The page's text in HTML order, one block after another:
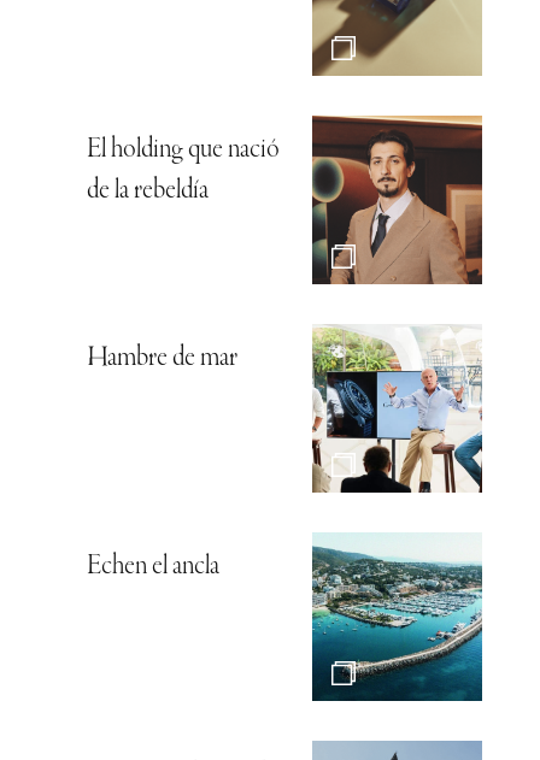
El holding que nació
de la rebeldía
Hambre de mar
Echen el ancla